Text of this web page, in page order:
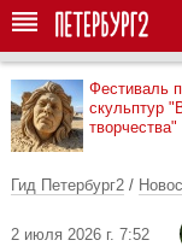
Фестиваль
скульптур
творчества"
Гид Петербург2 /
2 июля 2026 г. 7:52